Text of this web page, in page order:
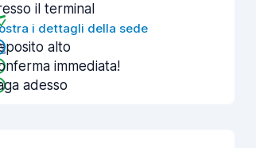
il terminal
i dettagli della sede
alto
immediata!
adesso